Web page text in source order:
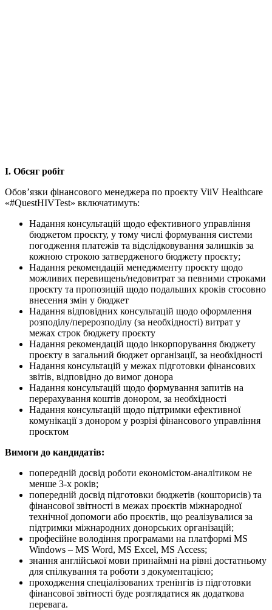
І. Обсяг робіт
Обов’язки фінансового менеджера по проєкту ViiV Healthcare
«#QuestHIVTest» включатимуть:
Надання консультацій щодо ефективного управління
бюджетом проєкту, у тому числі формування системи
погодження платежів та відслідковування залишків за
кожною строкою затвердженого бюджету проєкту;
Надання рекомендацій менеджменту проєкту щодо
можливих перевищень/недовитрат за певними строками
проєкту та пропозицій щодо подальших кроків стосовно
внесення змін у бюджет
Надання відповідних консультацій щодо оформлення
розподілу/перерозподілу (за необхідності) витрат у
межах строк бюджету проєкту
Надання рекомендацій щодо інкорпорування бюджету
проєкту в загальний бюджет організації, за необхідності
Надання консультацій у межах підготовки фінансових
звітів, відповідно до вимог донора
Надання консультацій щодо формування запитів на
перерахування коштів донором, за необхідності
Надання консультацій щодо підтримки ефективної
комунікації з донором у розрізі фінансового управління
проєктом
Вимоги до кандидатів:
попередній досвід роботи економістом-аналітиком не
менше 3-х років;
попередній досвід підготовки бюджетів (кошторисів) та
фінансової звітності в межах проєктів міжнародної
технічної допомоги або проєктів, що реалізувалися за
підтримки міжнародних донорських організацій;
професійне володіння програмами на платформі MS
Windows – MS Word, MS Excel, MS Access;
знання англійської мови принаймні на рівні достатньому
для спілкування та роботи з документацією;
проходження спеціалізованих тренінгів із підготовки
фінансової звітності буде розглядатися як додаткова
перевага.